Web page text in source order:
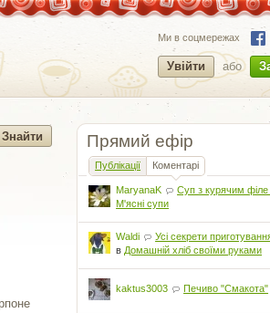
Ми в соцмережах
Увійти або
Прямий ефір
Публікації Коментарі
MaryanaK Суп з курячим
М'ясні супи
Waldi Усі секрети
в Домашній хліб своїми руками
kaktus3003 Печиво "Смакота"